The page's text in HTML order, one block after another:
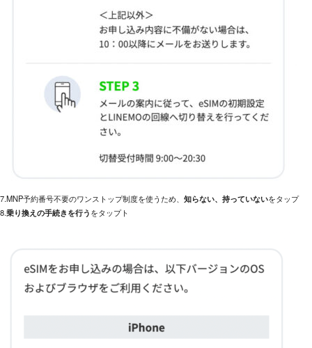
7.MNP予約番号不要のワンストップ制度を使うため、 知らない、持っていないをタップ
8.乗り換えの手続きを行うをタップト